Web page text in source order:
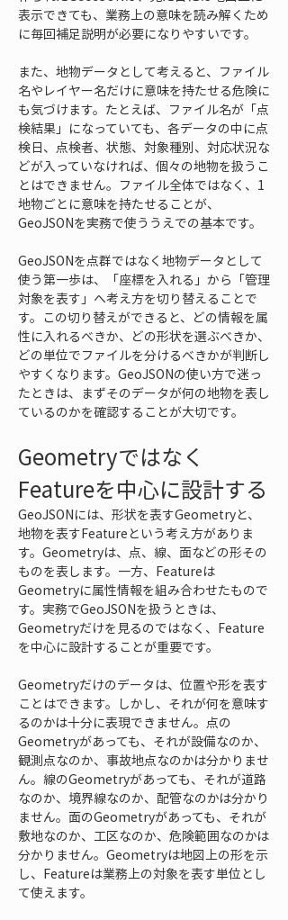
表示できても、業務上の意味を読み解くため
に毎回補足説明が必要になりやすいです。
また、地物データとして考えると、ファイル
名やレイヤー名だけに意味を持たせる危険に
も気づけます。たとえば、ファイル名が「点
検結果」になっていても、各データの中に点
検日、点検者、状態、対象種別、対応状況な
どが入っていなければ、個々の地物を扱うこ
とはできません。ファイル全体ではなく、1
地物ごとに意味を持たせることが、
GeoJSONを実務で使ううえでの基本です。
GeoJSONを点群ではなく地物データとして
使う第一歩は、「座標を入れる」から「管理
対象を表す」へ考え方を切り替えることで
す。この切り替えができると、どの情報を属
性に入れるべきか、どの形状を選ぶべきか、
どの単位でファイルを分けるべきかが判断し
やすくなります。GeoJSONの使い方で迷っ
たときは、まずそのデータが何の地物を表し
ているのかを確認することが大切です。
Geometryではなく
Featureを中心に設計する
GeoJSONには、形状を表すGeometryと、
地物を表すFeatureという考え方がありま
す。Geometryは、点、線、面などの形その
ものを表します。一方、Featureは
Geometryに属性情報を組み合わせたもので
す。実務でGeoJSONを扱うときは、
Geometryだけを見るのではなく、Feature
を中心に設計することが重要です。
Geometryだけのデータは、位置や形を表す
ことはできます。しかし、それが何を意味す
るのかは十分に表現できません。点の
Geometryがあっても、それが設備なのか、
観測点なのか、事故地点なのかは分かりませ
ん。線のGeometryがあっても、それが道路
なのか、境界線なのか、配管なのかは分かり
ません。面のGeometryがあっても、それが
敷地なのか、工区なのか、危険範囲なのかは
分かりません。Geometryは地図上の形を示
し、Featureは業務上の対象を表す単位とし
て使えます。